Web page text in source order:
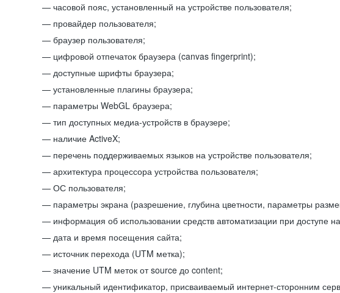
часовой пояс, установленный на устройстве пользователя;
провайдер пользователя;
браузер пользователя;
цифровой отпечаток браузера (canvas fingerprint);
доступные шрифты браузера;
установленные плагины браузера;
параметры WebGL браузера;
тип доступных медиа-устройств в браузере;
наличие ActiveX;
перечень поддерживаемых языков на устройстве пользователя;
архитектура процессора устройства пользователя;
ОС пользователя;
параметры экрана (разрешение, глубина цветности, параметры
информация об использовании средств автоматизации при доступе
дата и время посещения сайта;
источник перехода (UTM метка);
значение UTM меток от source до content;
уникальный идентификатор, присваиваемый интернет-сторонним